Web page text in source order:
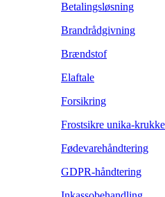
Betalingsløsning
Brandrådgivning
Brændstof
Elaftale
Forsikring
Frostsikre unika-
Fødevarehåndtering
GDPR-håndtering